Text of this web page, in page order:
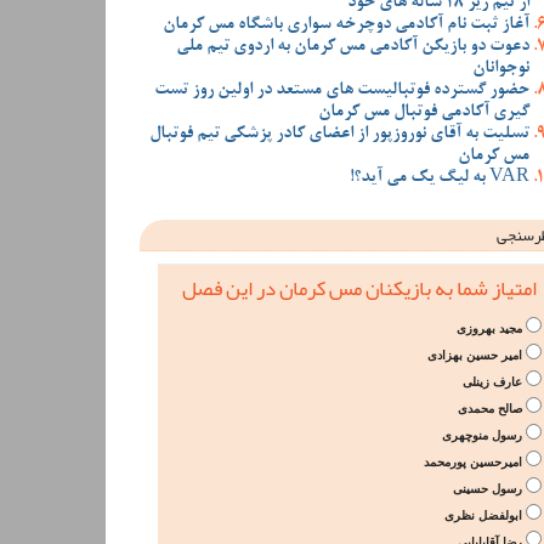
آغاز ثبت نام آکادمی دوچرخه سواری باشگاه مس کرمان
دعوت دو بازیکن آکادمی مس کرمان به اردوی تیم ملی
نوجوانان
حضور گسترده فوتبالیست های مستعد در اولین روز تست
گیری آکادمی فوتبال مس کرمان
تسلیت به آقای نوروزپور از اعضای کادر پزشکی تیم فوتبال
مس کرمان
VAR به لیگ یک می آید؟!
امتیاز شما به بازیکنان مس کرمان در این فصل
مجید بهروزی
امیر حسین بهزادی
عارف زینلی
صالح محمدی
رسول منوچهری
امیرحسین پورمحمد
رسول حسینی
ابولفضل نظری